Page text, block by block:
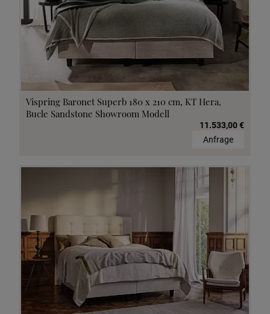
Vispring Baronet Superb 180 x 210 cm, KT Hera,
Bucle Sandstone Showroom Modell
11.533,00 €
Anfrage